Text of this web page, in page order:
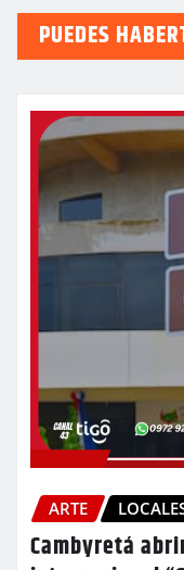
PUEDES
ARTE
Cambyretá